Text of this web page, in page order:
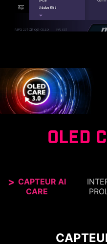
OLED
CAPTEUR AI
CARE